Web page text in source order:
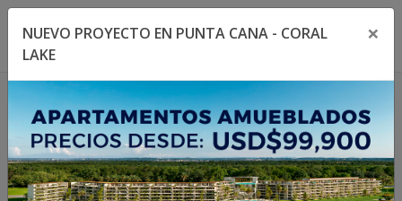
Toggle navigation menu
NUEVO PROYECTO EN PUNTA CANA - CORAL
LAKE
×